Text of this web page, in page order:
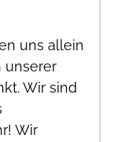
uns allein
unserer
Wir sind
Wir